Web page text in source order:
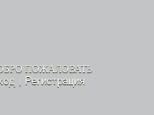
ПОЖАЛОВАТЬ
, Регистрация